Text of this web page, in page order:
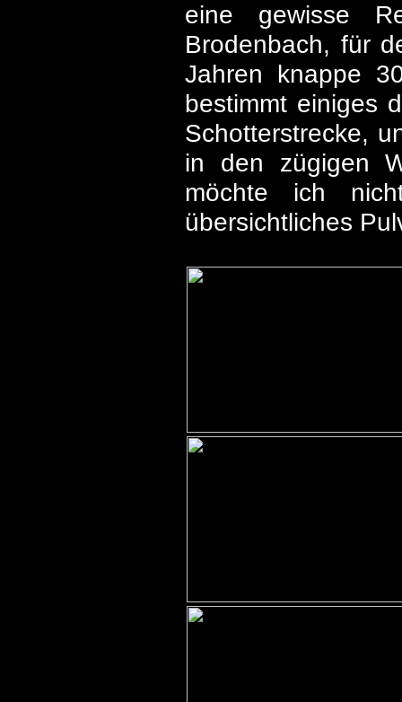
eine gewisse
Brodenbach, für
Jahren knappe
bestimmt einiges
Schotterstrecke,
in den zügigen
möchte ich
übersichtliches